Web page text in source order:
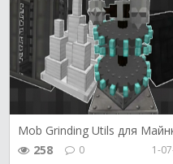
258
0 1-